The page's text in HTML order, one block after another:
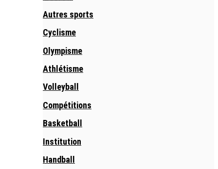
Autres sports
Cyclisme
Olympisme
Athlétisme
Volleyball
Compétitions
Basketball
Institution
Handball